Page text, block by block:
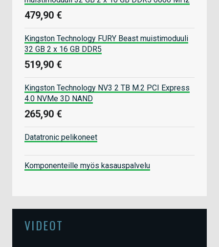
479,90 €
Kingston Technology FURY Beast muistimoduuli
32 GB 2 x 16 GB DDR5
519,90 €
Kingston Technology NV3 2 TB M.2 PCI Express
4.0 NVMe 3D NAND
265,90 €
Datatronic pelikoneet
Komponenteille myös kasauspalvelu
VIDEOT